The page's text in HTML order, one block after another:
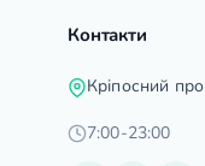
Контакти
Кріпосний
7:00-23:00